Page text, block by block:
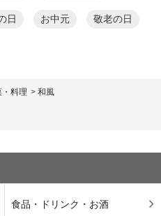
日 お中元 敬老の日
・料理 > 和風
食品・ドリンク・お酒